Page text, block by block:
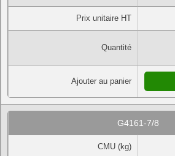
Prix unitaire HT
Quantité
Ajouter au panier
G4161-7/8
CMU (kg)